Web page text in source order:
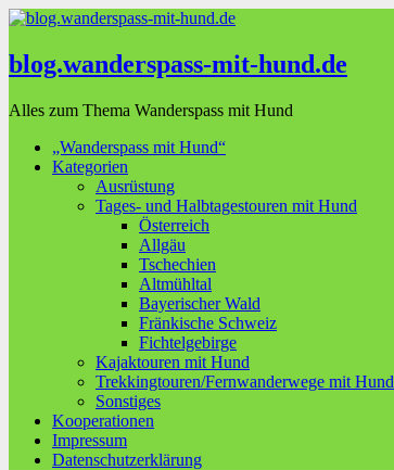
blog.wanderspass-mit-hund.de
Alles zum Thema Wanderspass mit Hund
„Wanderspass mit Hund“
Kategorien
Ausrüstung
Tages- und Halbtagestouren mit Hund
Österreich
Allgäu
Tschechien
Altmühltal
Bayerischer Wald
Fränkische Schweiz
Fichtelgebirge
Kajaktouren mit Hund
Trekkingtouren/Fernwanderwege mit Hund
Sonstiges
Kooperationen
Impressum
Datenschutzerklärung